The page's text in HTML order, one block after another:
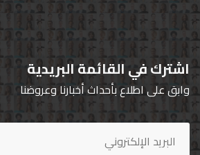
اشترك في القائمة البريدية
وابق على اطلاع بأحداث أخبارنا وعروضنا